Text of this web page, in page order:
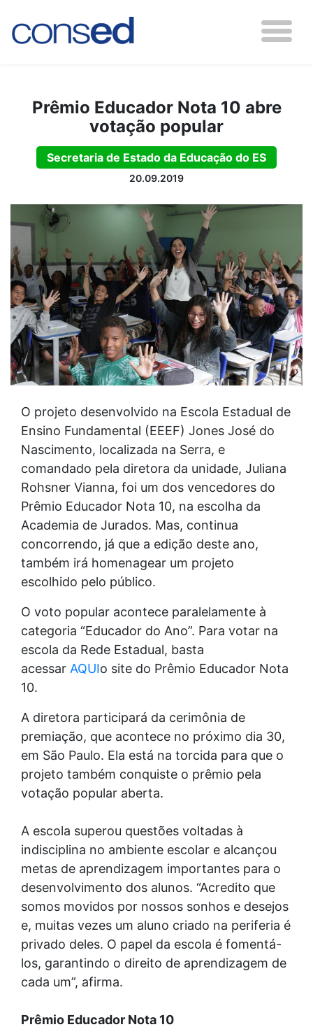
Prêmio Educador Nota 10 abre
votação popular
Secretaria de Estado da Educação do ES
20.09.2019
O projeto desenvolvido na Escola Estadual de
Ensino Fundamental (EEEF) Jones José do
Nascimento, localizada na Serra, e
comandado pela diretora da unidade, Juliana
Rohsner Vianna, foi um dos vencedores do
Prêmio Educador Nota 10, na escolha da
Academia de Jurados. Mas, continua
concorrendo, já que a edição deste ano,
também irá homenagear um projeto
escolhido pelo público.
O voto popular acontece paralelamente à
categoria “Educador do Ano”. Para votar na
escola da Rede Estadual, basta
acessar AQUIo site do Prêmio Educador Nota
10.
A diretora participará da cerimônia de
premiação, que acontece no próximo dia 30,
em São Paulo. Ela está na torcida para que o
projeto também conquiste o prêmio pela
votação popular aberta.
A escola superou questões voltadas à
indisciplina no ambiente escolar e alcançou
metas de aprendizagem importantes para o
desenvolvimento dos alunos. “Acredito que
somos movidos por nossos sonhos e desejos
e, muitas vezes um aluno criado na periferia é
privado deles. O papel da escola é fomentá-
los, garantindo o direito de aprendizagem de
cada um”, afirma.
Prêmio Educador Nota 10